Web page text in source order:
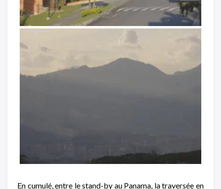
En cumulé, entre le stand-by au Panama, la traversée en